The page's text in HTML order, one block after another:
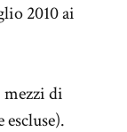
2010 ai
mezzi di